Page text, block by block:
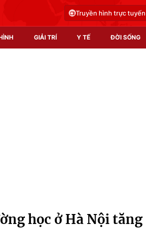
Truyền hình trực tuyến
GIẢI TRÍ Y TẾ ĐỜI SỐNG
Infographic
học ở Hà Nội tăng